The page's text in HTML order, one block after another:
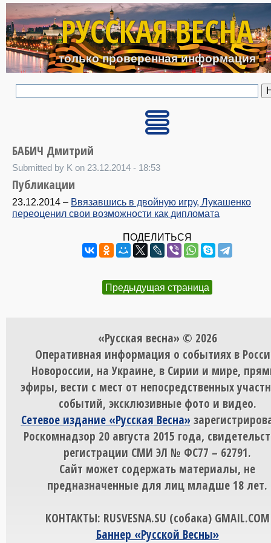
Перейти к основному
РУССКАЯ ВЕСНА
только проверенная информация
БАБИЧ Дмитрий
Submitted by K on 23.12.2014 - 18:53
Публикации
23.12.2014 – Ввязавшись в двойную игру, Лукашенко
переоценил свои возможности как дипломата
ПОДЕЛИТЬСЯ
Предыдущая страница
«Русская весна» © 2026
Оперативная информация о событиях в
Новороссии, на Украине, в Сирии и мире,
эфиры, вести с мест от непосредственных
событий, эксклюзивные фото и видео.
Сетевое издание «Русская Весна»
Роскомнадзор 20 августа 2015 года,
регистрации СМИ ЭЛ № ФС77 – 62791.
Сайт может содержать материалы, не
предназначенные для лиц младше 18 лет.
КОНТАКТЫ: RUSVESNA.SU (собака) GMAIL.COM
Баннер «Русской Весны»